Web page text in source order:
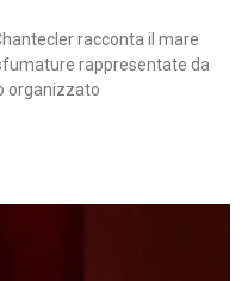
racconta il mare
rappresentate da
organizzato